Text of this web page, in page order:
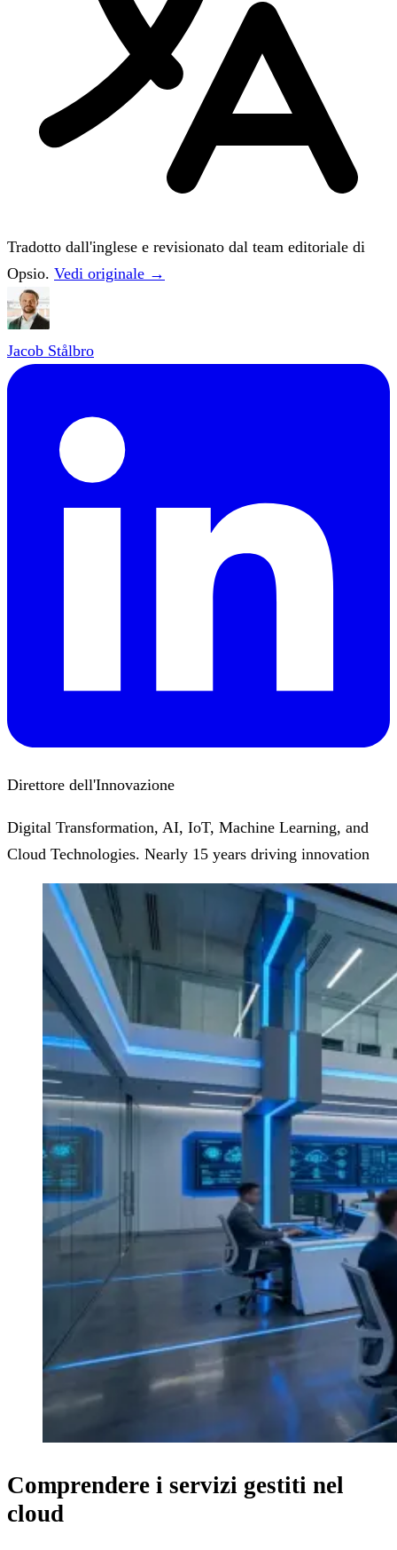
Tradotto dall'inglese e revisionato dal team editoriale di
Opsio. Vedi originale →
Jacob Stålbro
Direttore dell'Innovazione
Digital Transformation, AI, IoT, Machine Learning, and
Cloud Technologies. Nearly 15 years driving innovation
Comprendere i servizi gestiti nel
cloud